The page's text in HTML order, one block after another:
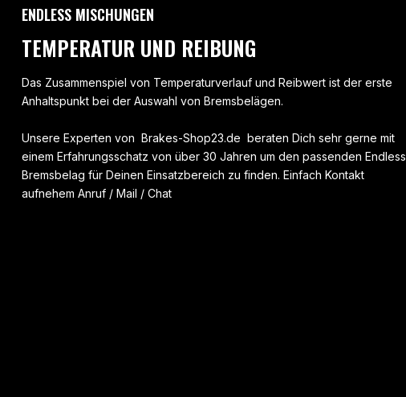
ENDLESS MISCHUNGEN
TEMPERATUR UND REIBUNG
Das Zusammenspiel von Temperaturverlauf und Reibwert ist der erste
Anhaltspunkt bei der Auswahl von Bremsbelägen.
Unsere Experten von Brakes-Shop23.de beraten Dich sehr gerne mit
einem Erfahrungsschatz von über 30 Jahren um den passenden Endless
Bremsbelag für Deinen Einsatzbereich zu finden. Einfach Kontakt
aufnehem Anruf / Mail / Chat